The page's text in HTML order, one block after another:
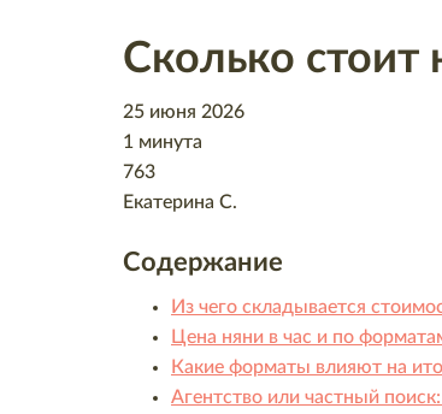
Сколько стоит
25 июня 2026
1 минута
763
Екатерина С.
Содержание
Из чего складывается
Цена няни в час и по
Какие форматы влияют на
Агентство или частный